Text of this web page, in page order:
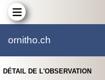
ornitho.ch
DÉTAIL DE L'OBSERVATION